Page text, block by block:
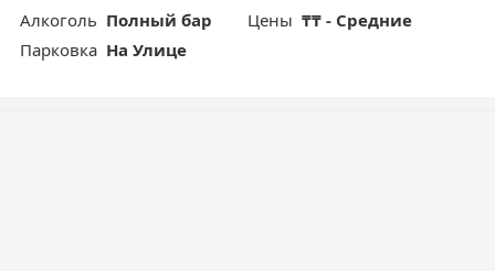
Aлкоголь Полный бар Цены ₸₸ - Средние
Парковка На Улице